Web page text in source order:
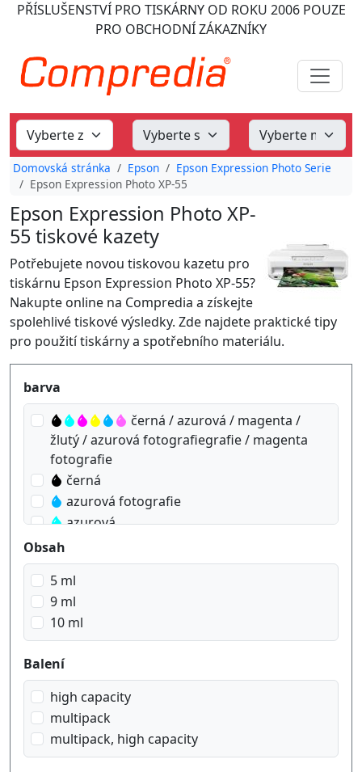
PŘÍSLUŠENSTVÍ PRO TISKÁRNY OD ROKU 2006POUZE
PRO OBCHODNÍ ZÁKAZNÍKY
Domovská stránka Epson
Epson Expression Photo Serie
Epson Expression Photo XP-55
Epson Expression Photo XP-
55 tiskové kazety
Potřebujete novou tiskovou kazetu pro
tiskárnu Epson Expression Photo XP-55?
Nakupte online na Compredia a získejte
spolehlivé tiskové výsledky. Zde najdete praktické tipy
pro použití tiskárny a spotřebního materiálu.
Produktfilter
barva
černá / azurová / magenta /
žlutý / azurová fotografiegrafie / magenta
fotografie
černá
azurová fotografie
azurová
magenta foto
žlutý
Obsah
5 ml
9 ml
10 ml
Balení
high capacity
multipack
multipack, high capacity